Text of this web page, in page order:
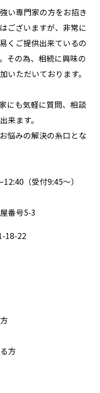
い専門家の方をお招き
ございますが、非常に
くご提供出来ているの
その為、相続に興味の
いただいております。
にも気軽に質問、相談
来ます。
悩みの解決の糸口とな
（受付9:45～）
番号5-3
18-22
方